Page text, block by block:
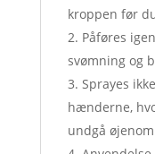
kroppen før
Påføres
svømning og
Sprayes
hænderne,
undgå